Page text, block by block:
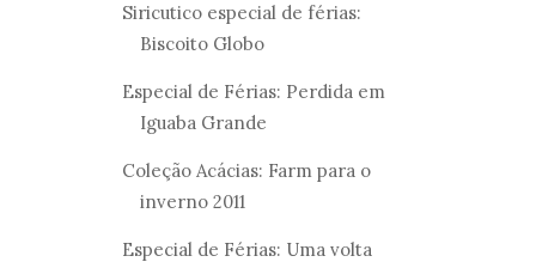
Siricutico especial de férias:
Biscoito Globo
Especial de Férias: Perdida em
Iguaba Grande
Coleção Acácias: Farm para o
inverno 2011
Especial de Férias: Uma volta